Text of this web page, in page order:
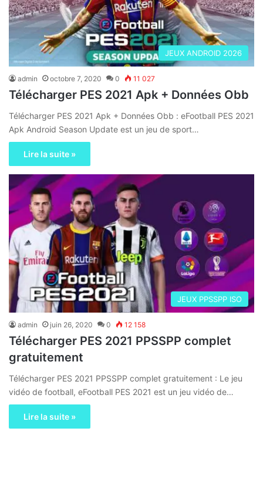
JEUX ANDROID 2026
admin octobre 7, 2020 0 11 027
Télécharger PES 2021 Apk + Données Obb
Télécharger PES 2021 Apk + Données Obb : eFootball PES 2021
Apk Android Season Update est un jeu de sport…
Lire la suite »
JEUX PPSSPP ISO
admin juin 26, 2020 0 12 158
Télécharger PES 2021 PPSSPP complet
gratuitement
Télécharger PES 2021 PPSSPP complet gratuitement : Le jeu
vidéo de football, eFootball PES 2021 est un jeu vidéo de…
Lire la suite »